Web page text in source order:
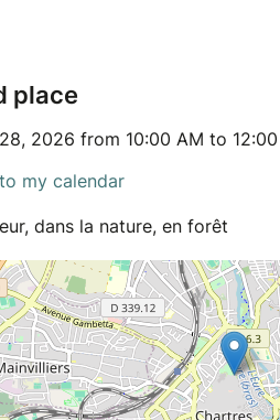
place
2026 from 10:00 AM to 12:00
my calendar
dans la nature, en forêt